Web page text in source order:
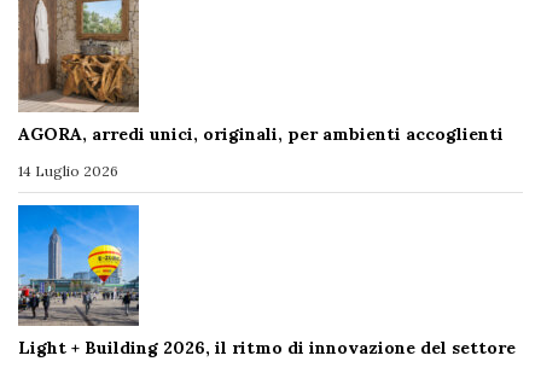
AGORA, arredi unici, originali, per ambienti accoglienti
14 Luglio 2026
Light + Building 2026, il ritmo di innovazione del settore